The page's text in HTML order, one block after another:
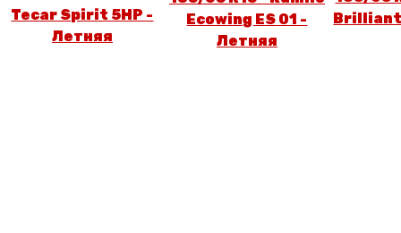
Tecar Spirit 5HP -
Летняя
Ecowing ES 01 -
Летняя